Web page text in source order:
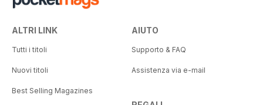
ALTRI LINK
Tutti i titoli
Nuovi titoli
Best Selling Magazines
AIUTO
Supporto & FAQ
Assistenza via e-mail